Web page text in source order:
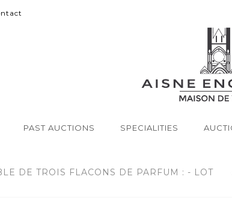
PAST AUCTIONS SPECIALITIES
DE TROIS FLACONS DE PARFUM : - LOT